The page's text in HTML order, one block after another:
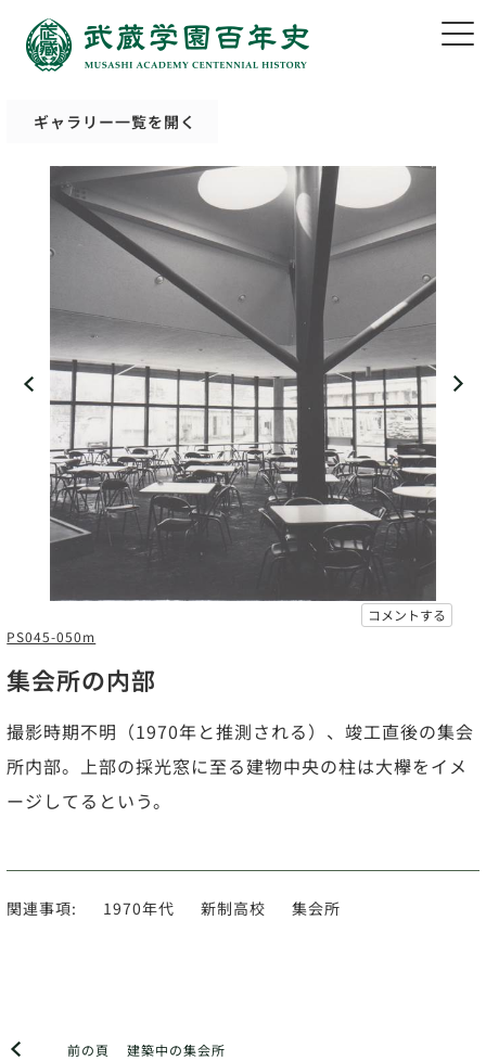
ギャラリー一覧を開く
コメントする
PS045-050m
集会所の内部
撮影時期不明（1970年と推測される）、竣工直後の集会
所内部。上部の採光窓に至る建物中央の柱は大欅をイメ
ージしてるという。
関連事項: 1970年代 新制高校 集会所
前の頁 建築中の集会所